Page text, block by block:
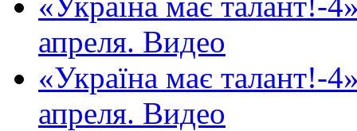
апреля. Видео
«Україна має талант!-
апреля. Видео